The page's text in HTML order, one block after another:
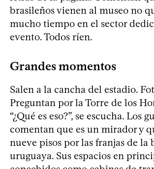
brasileños vienen al museo no
mucho tiempo en el sector
evento. Todos ríen.
Grandes momentos
Salen a la cancha del estadio.
Preguntan por la Torre de los
“¿Qué es eso?”, se escucha. Los
comentan que es un mirador y
nueve pisos por las franjas de la
uruguaya. Sus espacios en